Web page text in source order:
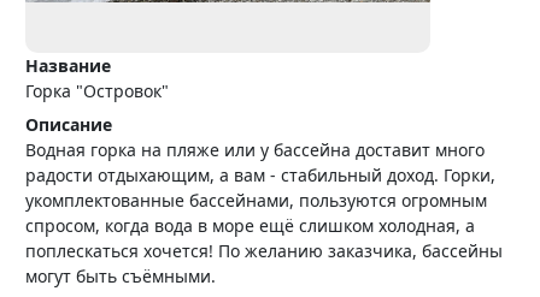
Название
Горка "Островок"
Описание
Водная горка на пляже или у бассейна доставит много
радости отдыхающим, а вам - стабильный доход. Горки,
укомплектованные бассейнами, пользуются огромным
спросом, когда вода в море ещё слишком холодная, а
поплескаться хочется! По желанию заказчика, бассейны
могут быть съёмными.